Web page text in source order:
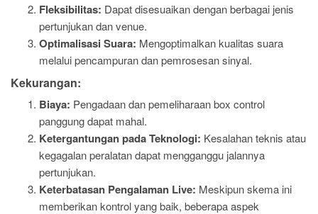
Fleksibilitas: Dapat disesuaikan dengan berbagai jenis
pertunjukan dan venue.
Optimalisasi Suara: Mengoptimalkan kualitas suara
melalui pencampuran dan pemrosesan sinyal.
Kekurangan:
Biaya: Pengadaan dan pemeliharaan box control
panggung dapat mahal.
Ketergantungan pada Teknologi: Kesalahan teknis atau
kegagalan peralatan dapat mengganggu jalannya
pertunjukan.
Keterbatasan Pengalaman Live: Meskipun skema ini
memberikan kontrol yang baik, beberapa aspek